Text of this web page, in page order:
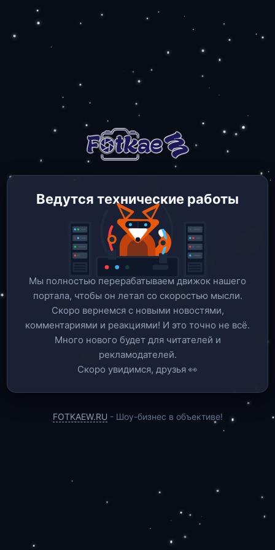
Ведутся технические работы
Мы полностью перерабатываем движок нашего
портала, чтобы он летал со скоростью мысли.
Скоро вернемся c новыми новостями,
комментариями и реакциями! И это точно не всё.
Много нового будет для читателей и
рекламодателей.
Скоро увидимся, друзья 👀
FOTKAEW.RU - Шоу-бизнес в объективе!